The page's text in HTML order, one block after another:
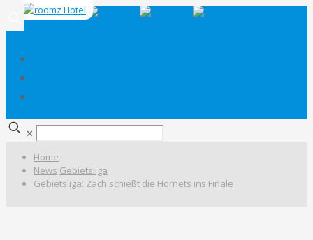
✕
Home
News Gebietsliga
Gebietsliga: Zach schießt die Hornets ins Finale